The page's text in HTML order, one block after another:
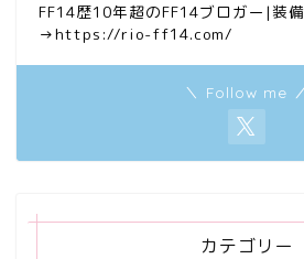
FF14歴10年超のFF14ブロガー|装
→https://rio-ff14.com/
＼ Follow me ／
カテゴリー